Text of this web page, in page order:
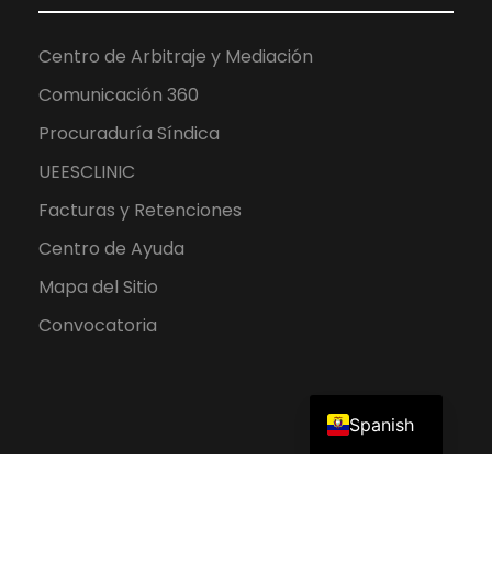
Centro de Arbitraje y Mediación
Comunicación 360
Procuraduría Síndica
UEESCLINIC
Facturas y Retenciones
Centro de Ayuda
Mapa del Sitio
Convocatoria
Spanish